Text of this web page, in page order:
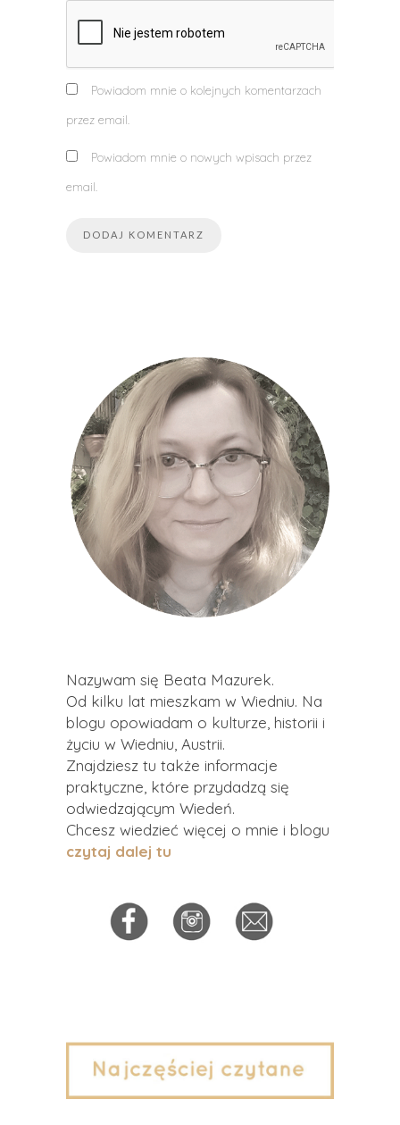
Powiadom mnie o kolejnych komentarzach
przez email.
Powiadom mnie o nowych wpisach przez
email.
Nazywam się Beata Mazurek.
Od kilku lat mieszkam w Wiedniu. Na
blogu opowiadam o kulturze, historii i
życiu w Wiedniu, Austrii.
Znajdziesz tu także informacje
praktyczne, które przydadzą się
odwiedzającym Wiedeń.
Chcesz wiedzieć więcej o mnie i blogu
czytaj dalej tu